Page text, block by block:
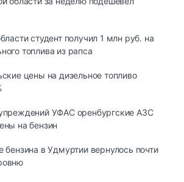
студент получил 1 млн руб. на
топлива из рапса
цены на дизельное топливо
УФАС оренбургские АЗС
на бензин
бензина в Удмуртии вернулось почти